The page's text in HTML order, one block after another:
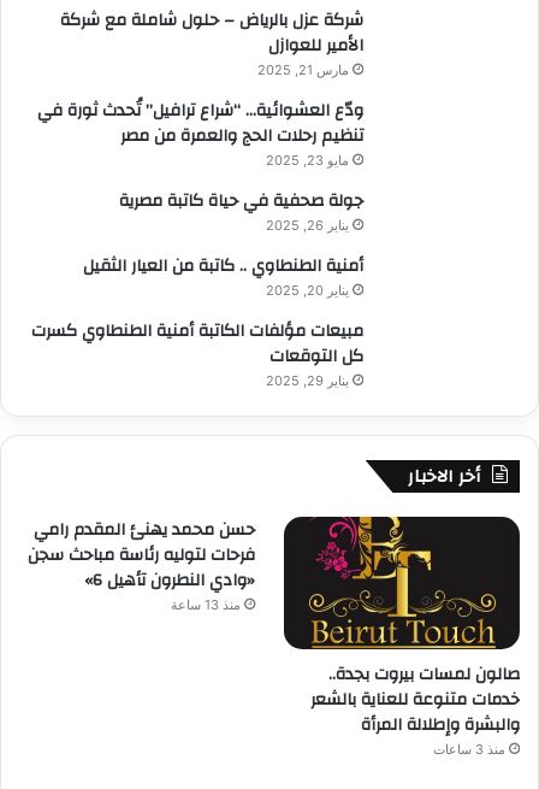
شركة عزل بالرياض – حلول شاملة مع شركة
الأمير للعوازل
مارس 21, 2025
ودّع العشوائية… “شراع ترافيل” تُحدث ثورة في
تنظيم رحلات الحج والعمرة من مصر
مايو 23, 2025
جولة صحفية في حياة كاتبة مصرية
يناير 26, 2025
أمنية الطنطاوي .. كاتبة من العيار الثقيل
يناير 20, 2025
مبيعات مؤلفات الكاتبة أمنية الطنطاوي كسرت
كل التوقعات
يناير 29, 2025
أخر الاخبار
صالون لمسات بيروت بجدة..
خدمات متنوعة للعناية بالشعر
والبشرة وإطلالة المرأة
منذ 3 ساعات
حسن محمد يهنئ المقدم رامي
فرحات لتوليه رئاسة مباحث سجن
«وادي النطرون تأهيل 6»
منذ 13 ساعة